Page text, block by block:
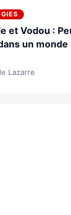
et Vodou :
un
Lazarre